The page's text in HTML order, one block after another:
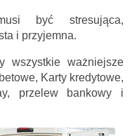
być stresująca,
i przyjemna.
wszystkie ważniejsze
Karty kredytowe,
przelew bankowy i